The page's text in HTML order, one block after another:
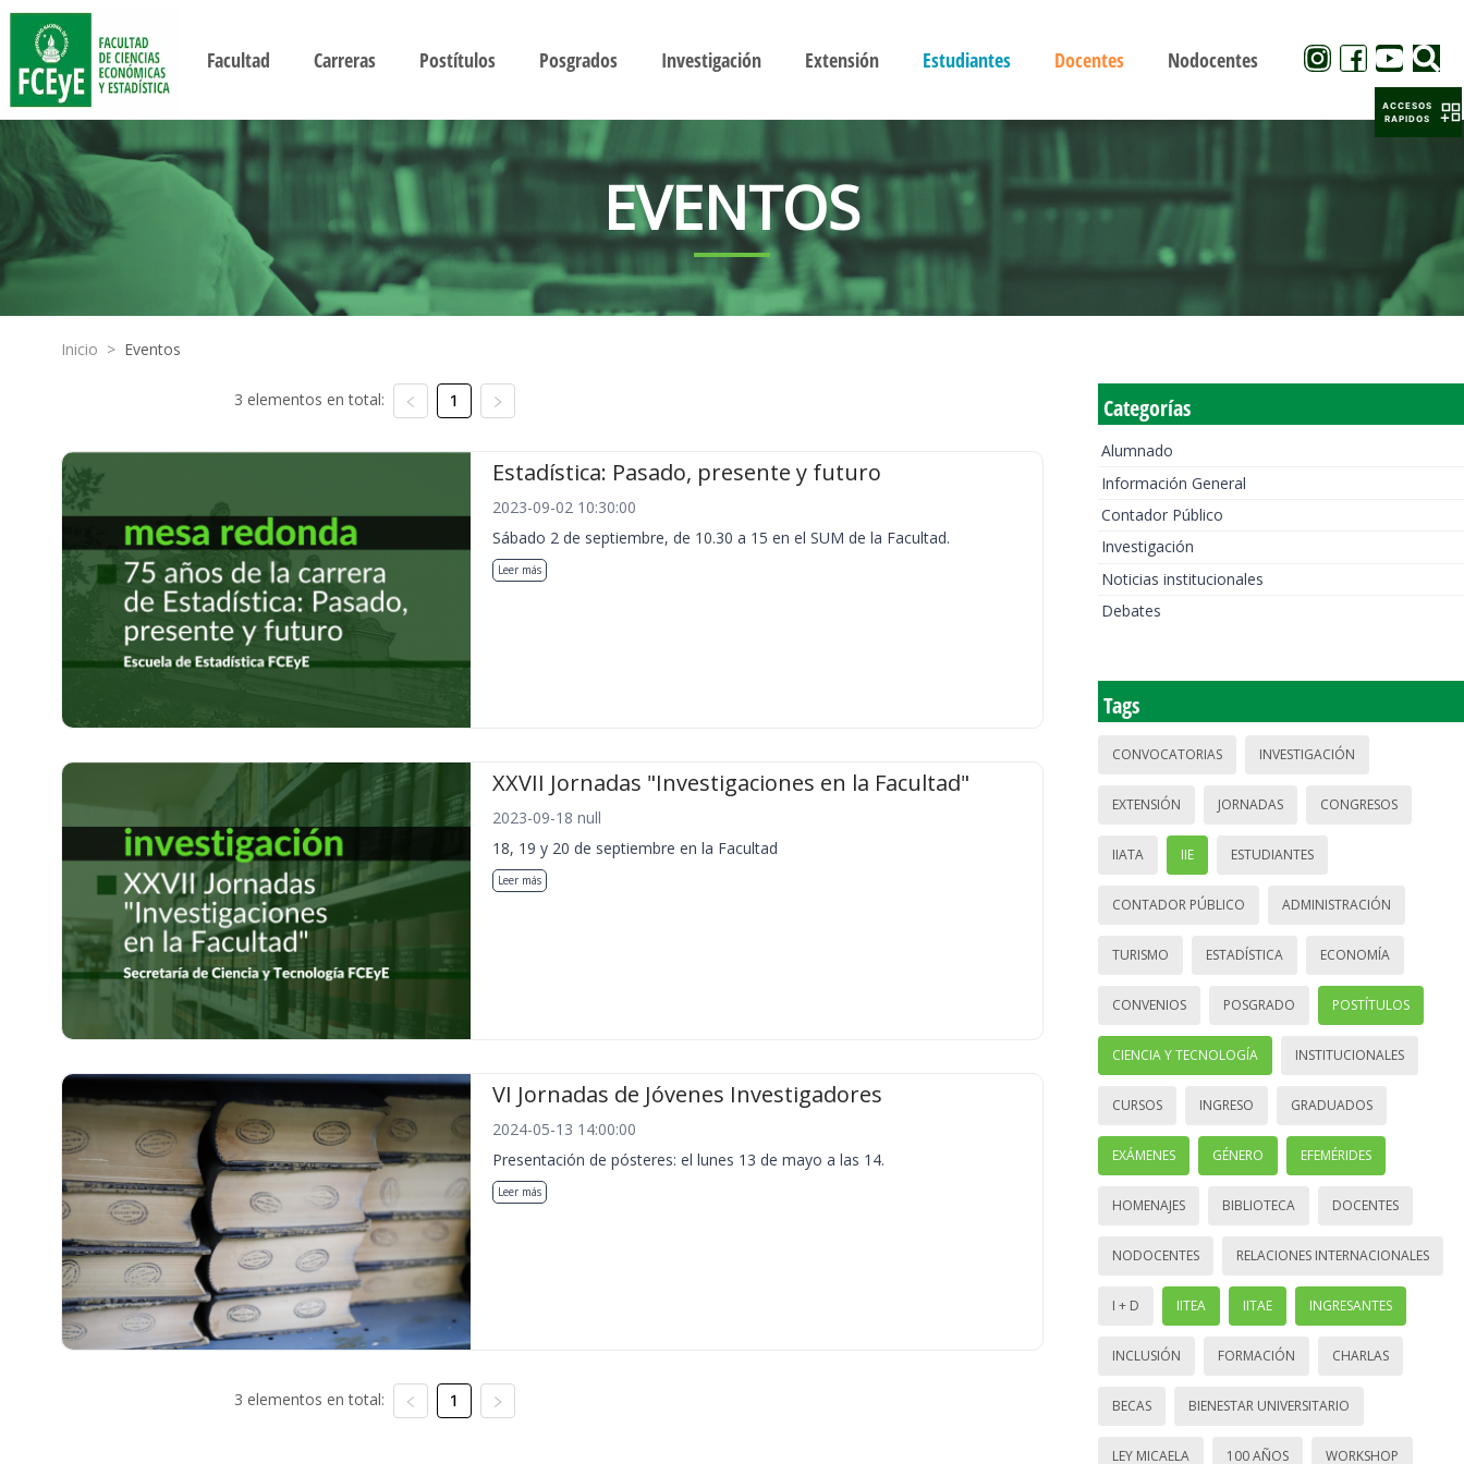
Facultad Carreras Postítulos Posgrados Investigación Extensión Estudiantes Docentes Nodocentes
EVENTOS
Inicio > Eventos
3 elementos en total: 1
Estadística: Pasado, presente y futuro
2023-09-02 10:30:00
Sábado 2 de septiembre, de 10.30 a 15 en el SUM de la Facultad.
Leer más
XXVII Jornadas "Investigaciones en la Facultad"
2023-09-18 null
18, 19 y 20 de septiembre en la Facultad
Leer más
VI Jornadas de Jóvenes Investigadores
2024-05-13 14:00:00
Presentación de pósteres: el lunes 13 de mayo a las 14.
Leer más
3 elementos en total: 1
Categorías
Alumnado
Información General
Contador Público
Investigación
Noticias institucionales
Debates
Tags
CONVOCATORIAS INVESTIGACIÓN
EXTENSIÓN JORNADAS CONGRESOS
IIATA IIE ESTUDIANTES
CONTADOR PÚBLICO ADMINISTRACIÓN
TURISMO ESTADÍSTICA ECONOMÍA
CONVENIOS POSGRADO POSTÍTULOS
CIENCIA Y TECNOLOGÍA INSTITUCIONALES
CURSOS INGRESO GRADUADOS
EXÁMENES GÉNERO EFEMÉRIDES
HOMENAJES BIBLIOTECA DOCENTES
NODOCENTES RELACIONES INTERNACIONALES
I + D IITEA IITAE INGRESANTES
INCLUSIÓN FORMACIÓN CHARLAS
BECAS BIENESTAR UNIVERSITARIO
LEY MICAELA 100 AÑOS WORKSHOP
ACCESOS
RAPIDOS